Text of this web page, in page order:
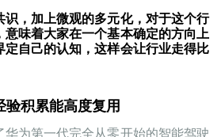
识，加上微观的多元化，对于这个行
味着大家在一个基本确定的方向上
定自己的认知，这样会让行业走得比
积累能高度复用
华为第一代完全从零开始的智能驾驶